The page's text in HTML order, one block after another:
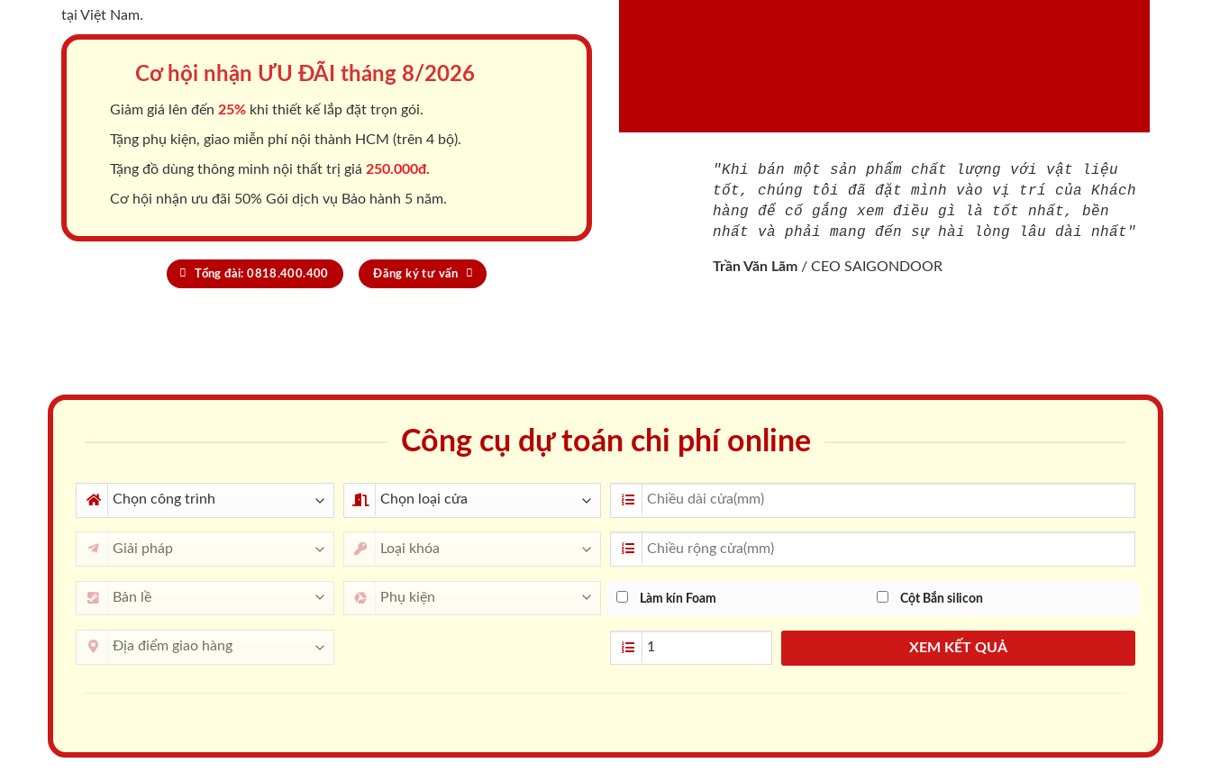
tại Việt Nam.
Cơ hội nhận ƯU ĐÃI tháng 8/2026
Giảm giá lên đến 25% khi thiết kế lắp đặt trọn gói.
Tặng phụ kiện, giao miễn phí nội thành HCM (trên 4 bộ).
Tặng đồ dùng thông minh nội thất trị giá 250.000đ.
Cơ hội nhận ưu đãi 50% Gói dịch vụ Bảo hành 5 năm.
Tổng đài: 0818.400.400 Đăng ký tư vấn
"Khi bán một sản phẩm chất lượng với vật liệu
tốt, chúng tôi đã đặt mình vào vị trí của Khách
hàng để cố gắng xem điều gì là tốt nhất, bền
nhất và phải mang đến sự hài lòng lâu dài nhất"
Trần Văn Lãm / CEO SAIGONDOOR
Công cụ dự toán chi phí online
Làm kín Foam Cột Bắn silicon
XEM KẾT QUẢ